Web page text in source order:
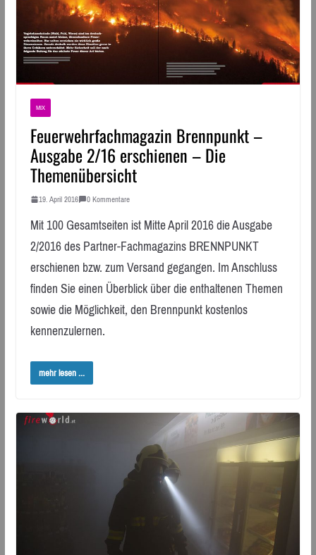
MIX
Feuerwehrfachmagazin Brennpunkt –
Ausgabe 2/16 erschienen – Die
Themenübersicht
19. April 2016 0 Kommentare
Mit 100 Gesamtseiten ist Mitte April 2016 die Ausgabe
2/2016 des Partner-Fachmagazins BRENNPUNKT
erschienen bzw. zum Versand gegangen. Im Anschluss
finden Sie einen Überblick über die enthaltenen Themen
sowie die Möglichkeit, den Brennpunkt kostenlos
kennenzulernen.
mehr lesen ...